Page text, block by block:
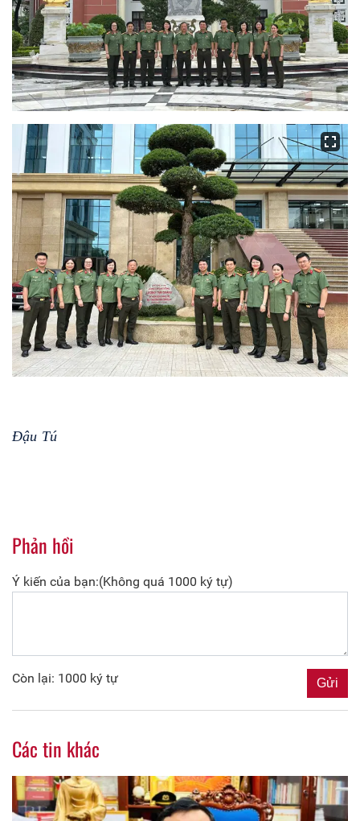
Đậu Tú
Phản hồi
Ý kiến của bạn:(Không quá 1000 ký tự)
Còn lại: 1000 ký tự
Các tin khác